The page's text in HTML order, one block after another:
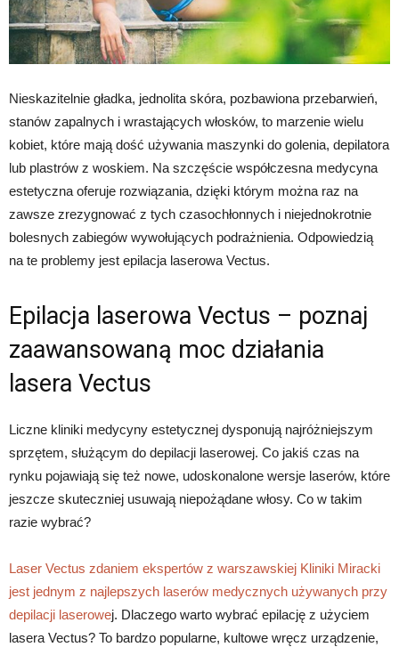
Nieskazitelnie gładka, jednolita skóra, pozbawiona przebarwień,
stanów zapalnych i wrastających włosków, to marzenie wielu
kobiet, które mają dość używania maszynki do golenia, depilatora
lub plastrów z woskiem. Na szczęście współczesna medycyna
estetyczna oferuje rozwiązania, dzięki którym można raz na
zawsze zrezygnować z tych czasochłonnych i niejednokrotnie
bolesnych zabiegów wywołujących podrażnienia. Odpowiedzią
na te problemy jest epilacja laserowa Vectus.
Epilacja laserowa Vectus – poznaj
zaawansowaną moc działania
lasera Vectus
Liczne kliniki medycyny estetycznej dysponują najróżniejszym
sprzętem, służącym do depilacji laserowej. Co jakiś czas na
rynku pojawiają się też nowe, udoskonalone wersje laserów, które
jeszcze skuteczniej usuwają niepożądane włosy. Co w takim
razie wybrać?
Laser Vectus zdaniem ekspertów z warszawskiej Kliniki Miracki
jest jednym z najlepszych laserów medycznych używanych przy
depilacji laserowej. Dlaczego warto wybrać epilację z użyciem
lasera Vectus? To bardzo popularne, kultowe wręcz urządzenie,